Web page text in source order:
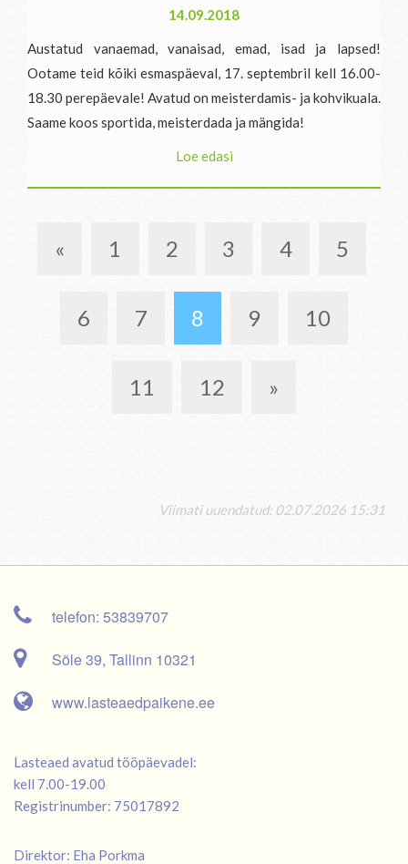
14.09.2018
Austatud vanaemad, vanaisad, emad, isad ja lapsed!
Ootame teid kõiki esmaspäeval, 17. septembril kell 16.00-
18.30 perepäevale! Avatud on meisterdamis- ja kohvikuala.
Saame koos sportida, meisterdada ja mängida!
Loe edasi
« 1 2 3 4 5
6 7 8 9 10
11 12 »
Viimati uuendatud: 02.07.2026 15:31
telefon: 53839707
Sõle 39, Tallinn 10321
www.lasteaedpaikene.ee
Lasteaed avatud tööpäevadel:
kell 7.00-19.00
Registrinumber: 75017892
Direktor: Eha Porkma